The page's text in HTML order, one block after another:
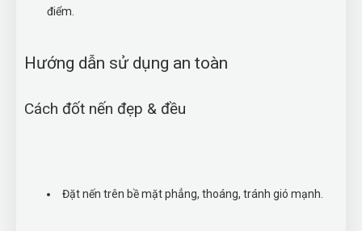
điểm.
Hướng dẫn sử dụng an toàn
Cách đốt nến đẹp & đều
Đặt nến trên bề mặt phẳng, thoáng, tránh gió mạnh.